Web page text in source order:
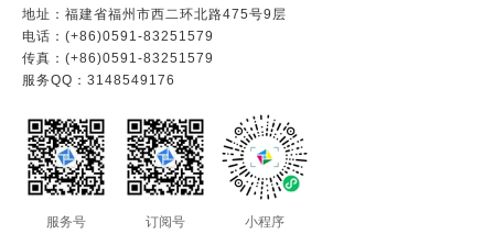
地址：福建省福州市西二环北路475号9层
电话：(+86)0591-83251579
传真：(+86)0591-83251579
服务QQ：3148549176
服务号 订阅号 小程序